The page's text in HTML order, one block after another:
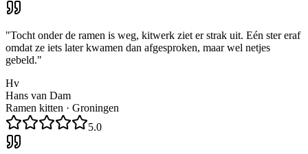
"Tocht onder de ramen is weg, kitwerk ziet er strak uit. Eén ster eraf
omdat ze iets later kwamen dan afgesproken, maar wel netjes
gebeld."
Hv
Hans van Dam
Ramen kitten · Groningen
5.0